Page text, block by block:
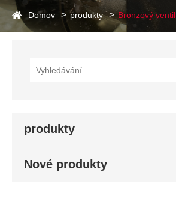
Domov produkty Bronzový ventil
produkty
Nové produkty